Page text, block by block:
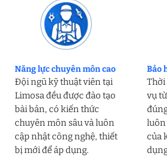
Năng lực chuyên môn cao
Đội ngũ kỹ thuật viên tại
Limosa đều được đào tạo
bài bản, có kiến thức
chuyên môn sâu và luôn
cập nhật công nghệ, thiết
bị mới để áp dụng.
Bảo
Thời
vụ
luôn
của